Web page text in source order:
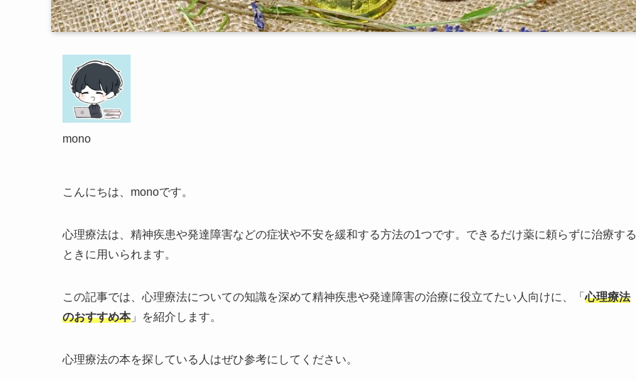
mono
こんにちは、monoです。
心理療法は、精神疾患や発達障害などの症状や不安を緩和する方法の1つです。できるだけ薬に頼らずに治療する
ときに用いられます。
この記事では、心理療法についての知識を深めて精神疾患や発達障害の治療に役立てたい人向けに、「心理療法
のおすすめ本」を紹介します。
心理療法の本を探している人はぜひ参考にしてください。